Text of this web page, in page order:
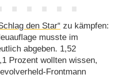
den Star“ zu kämpfen:
musste im
abgeben. 1,52
Prozent wollten wissen,
Frontmann